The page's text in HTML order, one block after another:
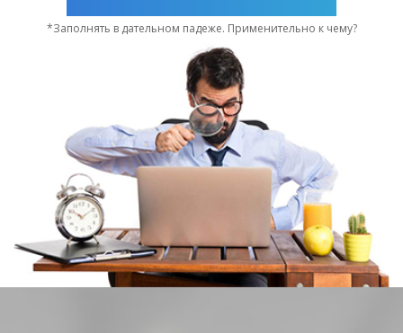
*Заполнять в дательном падеже. Применительно к чему?